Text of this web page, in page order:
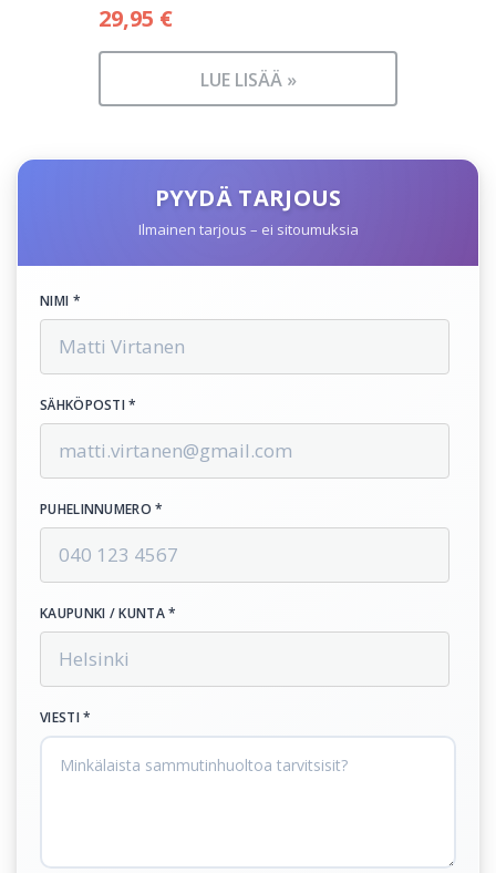
29,95 €
LUE LISÄÄ »
PYYDÄ TARJOUS
Ilmainen tarjous – ei sitoumuksia
NIMI *
SÄHKÖPOSTI *
PUHELINNUMERO *
KAUPUNKI / KUNTA *
VIESTI *